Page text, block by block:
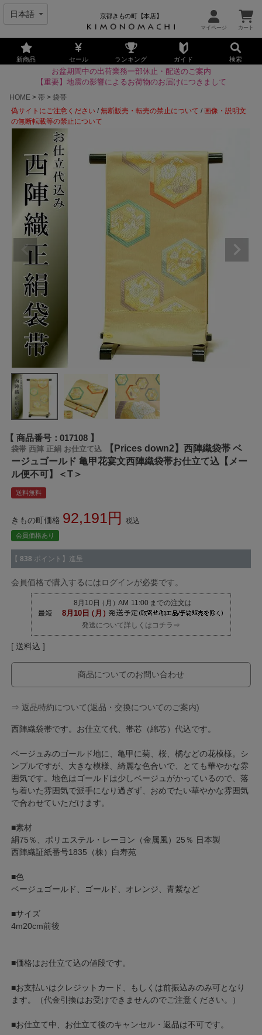
京都きもの町【本店】
新商品 セール ランキング ガイド 検索
お盆期間中の出荷業務一部休止・配送のご案内
【重要】地震の影響によるお荷物のお届けにつきまして
HOME
帯
袋帯
偽サイトにご注意ください /無断販売・転売の禁止について /画像・説明文
の無断転載等の禁止について
商品番号 017108
袋帯 西陣 正絹 お仕立て込
【Prices down2】西陣織袋帯 ベ
ージュゴールド 亀甲花宴文西陣織袋帯お仕立て込【メー
ル便不可】＜T＞
送料無料
きもの町価格 92,191 税込
会員価格あり
【 838 ポイント】進呈
会員価格で購入するにはログインが必要です。
発送について詳しくはコチラ⇒
送料込
商品についてのお問い合わせ
⇒ 返品特約について(返品・交換についてのご案内)
西陣織袋帯です。お仕立て代、帯芯（綿芯）代込です。
ベージュみのゴールド地に、亀甲に菊、桜、橘などの花模様。シ
ンプルですが、大きな模様、綺麗な色合いで、とても華やかな雰
囲気です。地色はゴールドは少しベージュがかっているので、落
ち着いた雰囲気で派手になり過ぎず、おめでたい華やかな雰囲気
で合わせていただけます。
■素材
絹75％、ポリエステル・レーヨン（金属風）25％ 日本製
西陣織証紙番号1835（株）白寿苑
■色
ベージュゴールド、ゴールド、オレンジ、青紫など
■サイズ
4m20cm前後
■価格はお仕立て込の値段です。
■お支払いはクレジットカード、もしくは前振込みのみ可となり
ます。（代金引換はお受けできませんのでご注意ください。）
■お仕立て中、お仕立て後のキャンセル・返品は不可です。